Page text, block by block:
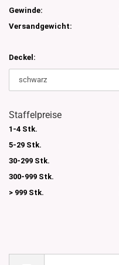
Gewinde:
Versandgewicht:
Deckel:
Staffelpreise
1-4 Stk.
5-29 Stk.
30-299 Stk.
300-999 Stk.
> 999 Stk.